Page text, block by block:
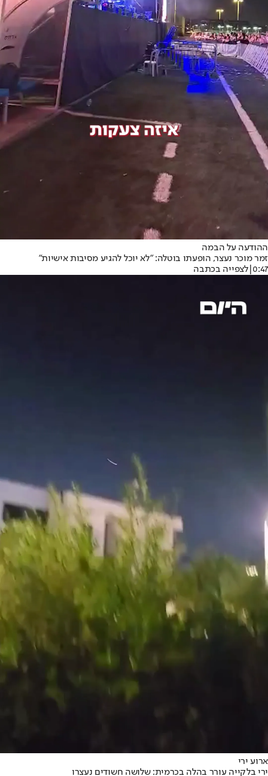
ההודעה על הבמה
זמר מוכר נעצר, הופעתו בוטלה: "לא יוכל להגיע מסיבות אישיות"
0:47
|לצפייה בכתבה
ארוע ירי
ירי בלקייה עורר בהלה בכרמית: שלושה חשודים נעצרו